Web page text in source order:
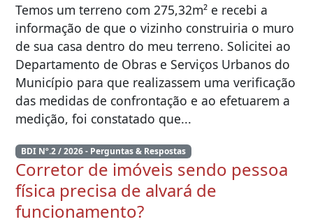
Temos um terreno com 275,32m² e recebi a
informação de que o vizinho construiria o muro
de sua casa dentro do meu terreno. Solicitei ao
Departamento de Obras e Serviços Urbanos do
Município para que realizassem uma verificação
das medidas de confrontação e ao efetuarem a
medição, foi constatado que...
BDI Nº.2 / 2026 - Perguntas & Respostas
Corretor de imóveis sendo pessoa
física precisa de alvará de
funcionamento?